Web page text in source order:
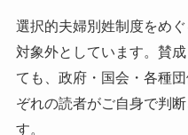
選択的夫婦別姓制度をめ
対象外としています。賛
ても、政府・国会・各種
ぞれの読者がご自身で判
す。